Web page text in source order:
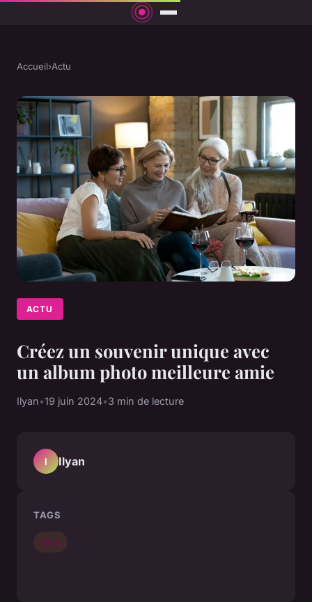
Accueil›Actu
ACTU
Créez un souvenir unique avec
un album photo meilleure amie
Ilyan•19 juin 2024•3 min de lecture
I Ilyan
TAGS
Actu